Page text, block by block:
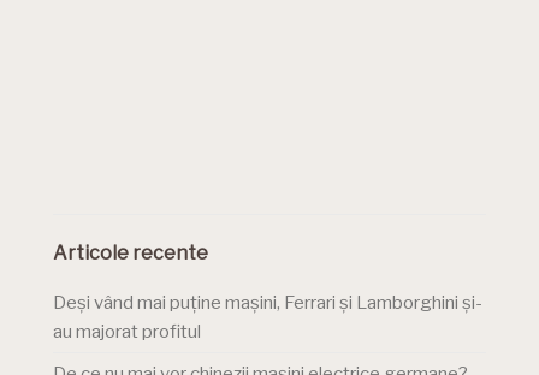
Articole recente
Deși vând mai puține mașini, Ferrari și Lamborghini și-
au majorat profitul